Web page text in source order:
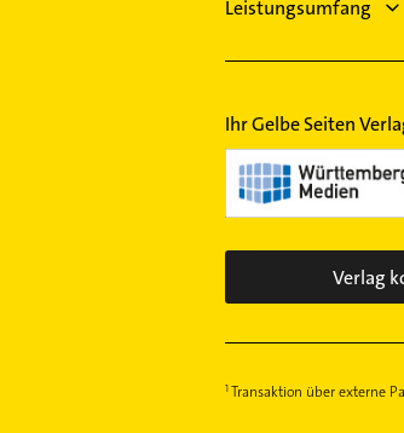
Leistungsumfang
Ihr Gelbe Seiten
Verlag
Transaktion über externe